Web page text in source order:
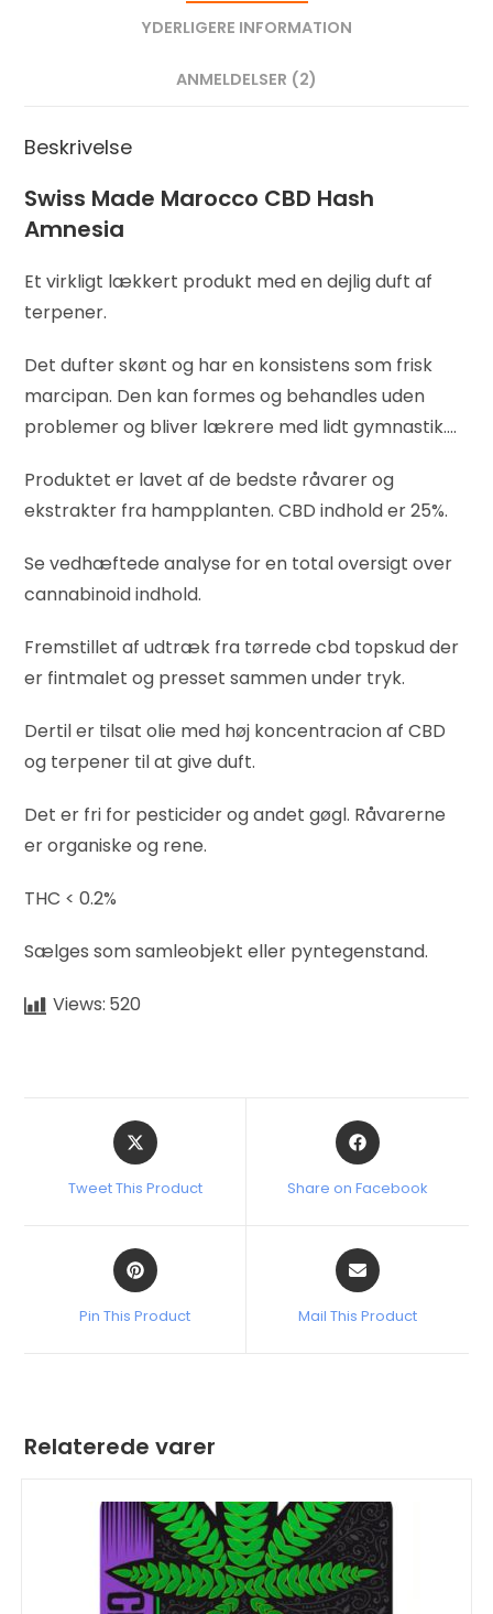
YDERLIGERE INFORMATION
ANMELDELSER (2)
Beskrivelse
Swiss Made Marocco CBD Hash
Amnesia
Et virkligt lækkert produkt med en dejlig duft af
terpener.
Det dufter skønt og har en konsistens som frisk
marcipan. Den kan formes og behandles uden
problemer og bliver lækrere med lidt gymnastik….
Produktet er lavet af de bedste råvarer og
ekstrakter fra hampplanten. CBD indhold er 25%.
Se vedhæftede analyse for en total oversigt over
cannabinoid indhold.
Fremstillet af udtræk fra tørrede cbd topskud der
er fintmalet og presset sammen under tryk.
Dertil er tilsat olie med høj koncentracion af CBD
og terpener til at give duft.
Det er fri for pesticider og andet gøgl. Råvarerne
er organiske og rene.
THC < 0.2%
Sælges som samleobjekt eller pyntegenstand.
Views: 520
Tweet This Product Share on Facebook
Pin This Product Mail This Product
Relaterede varer